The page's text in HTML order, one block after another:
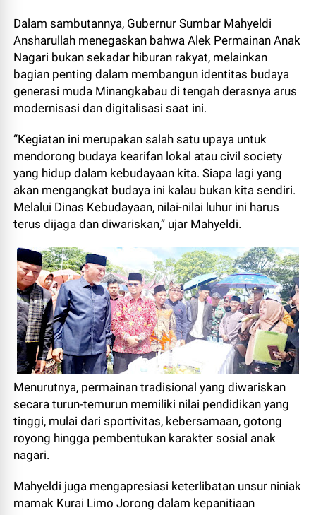
Dalam sambutannya, Gubernur Sumbar Mahyeldi
Ansharullah menegaskan bahwa Alek Permainan Anak
Nagari bukan sekadar hiburan rakyat, melainkan
bagian penting dalam membangun identitas budaya
generasi muda Minangkabau di tengah derasnya arus
modernisasi dan digitalisasi saat ini.
“Kegiatan ini merupakan salah satu upaya untuk
mendorong budaya kearifan lokal atau civil society
yang hidup dalam kebudayaan kita. Siapa lagi yang
akan mengangkat budaya ini kalau bukan kita sendiri.
Melalui Dinas Kebudayaan, nilai-nilai luhur ini harus
terus dijaga dan diwariskan,” ujar Mahyeldi.
Menurutnya, permainan tradisional yang diwariskan
secara turun-temurun memiliki nilai pendidikan yang
tinggi, mulai dari sportivitas, kebersamaan, gotong
royong hingga pembentukan karakter sosial anak
nagari.
Mahyeldi juga mengapresiasi keterlibatan unsur niniak
mamak Kurai Limo Jorong dalam kepanitiaan